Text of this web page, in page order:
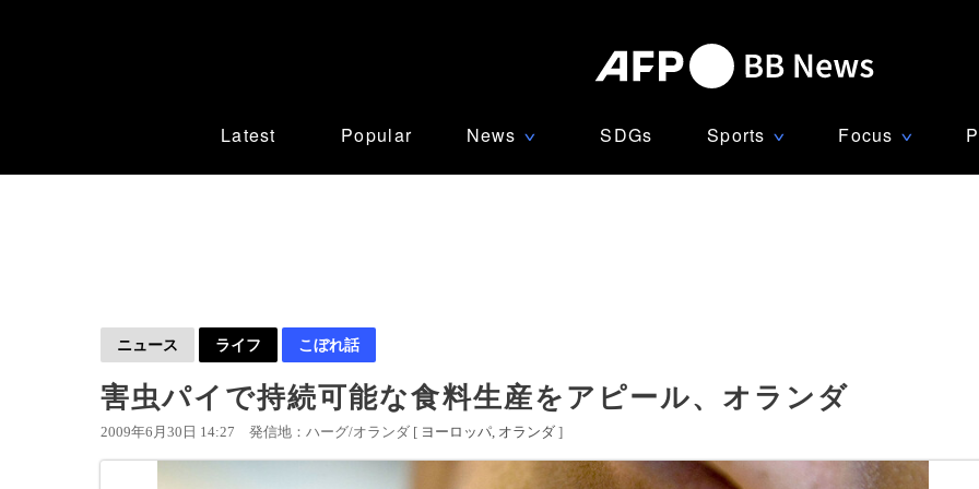
Latest Popular News ∨ SDGs Sports ∨ Focus ∨
ニュース ライフ こぼれ話
害虫パイで持続可能な食料生産をアピール、オランダ
2009年6月30日 14:27 発信地：ハーグ/オランダ [ ヨーロッパ オランダ ]